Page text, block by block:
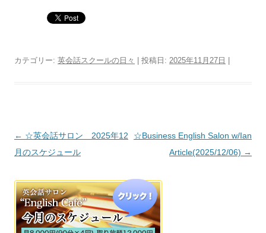
カテゴリー: 英会話スクールの日々 | 投稿日: 2025年11月27日
投稿ナビゲーション
← ☆英会話サロン 2025年12
月のスケジュール
☆Business English Salon w/Ian
Article(2025/12/06) →